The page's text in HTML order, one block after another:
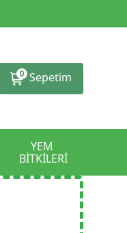
0 Sepetim
YEM
BİTKİLERİ